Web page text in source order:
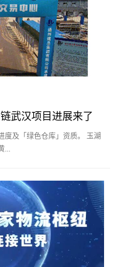
武汉项目进展来了
「绿色仓库」资质。 玉湖
...